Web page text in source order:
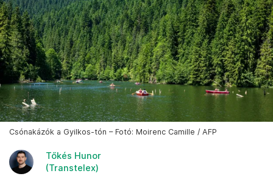
Csónakázók a Gyilkos-tón – Fotó: Moirenc Camille / AFP
Tőkés Hunor
(Transtelex)